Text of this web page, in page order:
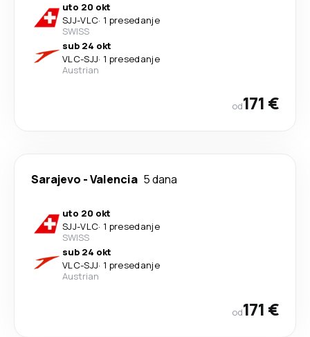
uto 20 okt
SJJ-VLC· 1 presedanje
SWISS
sub 24 okt
VLC-SJJ· 1 presedanje
Austrian
od171 €
Sarajevo -Valencia 5 dana
uto 20 okt
SJJ-VLC· 1 presedanje
SWISS
sub 24 okt
VLC-SJJ· 1 presedanje
Austrian
od171 €